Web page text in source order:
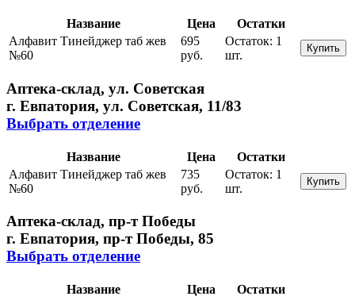
Название Цена
Остатки
Алфавит Тинейджер таб жев
№60
695
руб.
Остаток: 1
шт.
Купить
Аптека-склад, ул. Советская
г. Евпатория, ул. Советская, 11/83
Выбрать отделение
Название Цена
Остатки
Алфавит Тинейджер таб жев
№60
735
руб.
Остаток: 1
шт.
Купить
Аптека-склад, пр-т Победы
г. Евпатория, пр-т Победы, 85
Выбрать отделение
Название Цена
Остатки